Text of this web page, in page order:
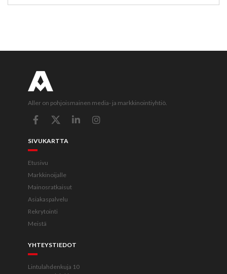
Aller on pohjoismainen media- ja markkinointiyhtiö.
SIVUKARTTA
Etusivu
Markkinoijalle
Mainosratkaisut
Asiakaspalvelu
Rekrytointi
Meistä
YHTEYSTIEDOT
Lintulahdenkuja 10